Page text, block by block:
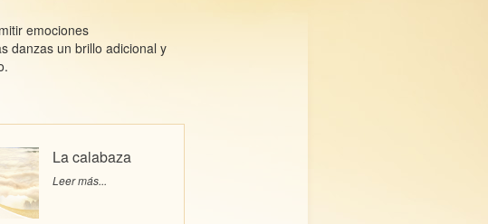
emociones
danzas un brillo adicional y
La calabaza
Leer más...